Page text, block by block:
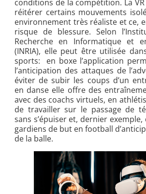
conditions de la compétition. La
réitérer certains mouvements
environnement très réaliste et ce,
risque de blessure. Selon
Recherche en Informatique et
(INRIA), elle peut être utilisée
sports: en boxe l’application
l’anticipation des attaques de
éviter de subir les coups d’un
en danse elle offre des
avec des coachs virtuels, en
de travailler sur le passage de
sans s’épuiser et, dernier
gardiens de but en football
de la balle.